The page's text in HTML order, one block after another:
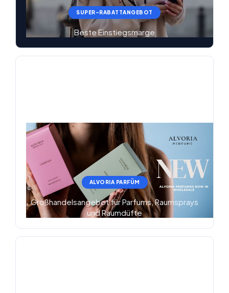
SUPER-RABATTANGEBOT
Beste Einstiegsmarge
ALVORIA PARFÜM
Großhandelsangebot für Parfums, Raumsprays
und Raumdüfte